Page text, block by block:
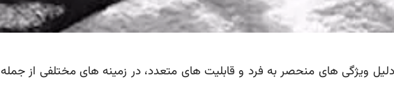
ویژگی های منحصر به فرد و قابلیت های متعدد، در زمینه های مختلفی از جمله